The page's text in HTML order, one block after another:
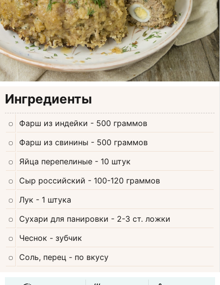
Ингредиенты
Фарш из индейки - 500 граммов
Фарш из свинины - 500 граммов
Яйца перепелиные - 10 штук
Сыр российский - 100-120 граммов
Лук - 1 штука
Сухари для панировки - 2-3 ст. ложки
Чеснок - зубчик
Соль, перец - по вкусу